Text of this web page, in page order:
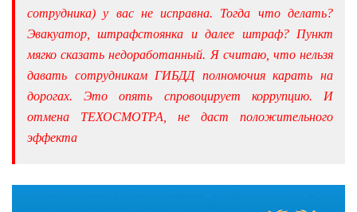
сотрудника) у вас не исправна. Тогда что делать?
Эвакуатор, штрафстоянка и далее штраф? Пункт
мягко сказать недоработанный. Я считаю, что нельзя
давать сотрудникам ГИБДД полномочия карать на
дорогах. Это опять спровоцирует коррупцию. И
отмена ТЕХОСМОТРА, не даст положительного
эффекта